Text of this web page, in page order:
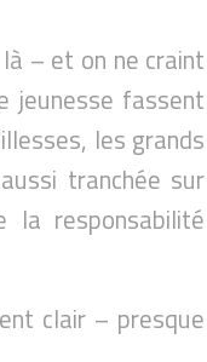
– et on ne craint
jeunesse fassent
les grands
tranchée sur
responsabilité
clair – presque